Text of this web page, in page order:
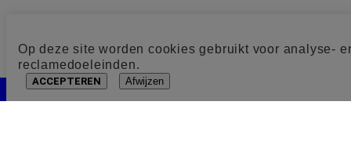
Op deze site worden cookies gebruikt voor analyse-
reclamedoeleinden.
ACCEPTEREN Afwijzen
Cookie toestemming